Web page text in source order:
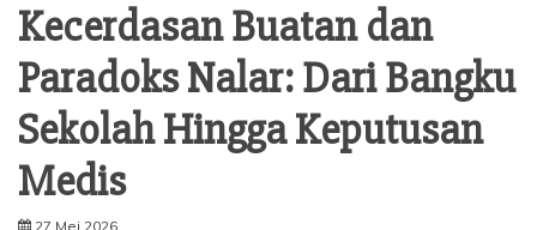
Kecerdasan Buatan dan
Paradoks Nalar: Dari Bangku
Sekolah Hingga Keputusan
Medis
27 Mei 2026